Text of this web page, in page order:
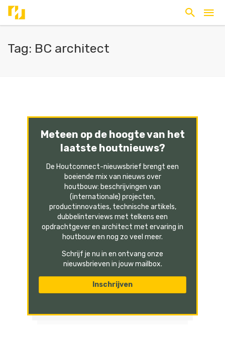
Tag: BC architect
Meteen op de hoogte van het
laatste houtnieuws?
De Houtconnect-nieuwsbrief brengt een
boeiende mix van nieuws over
houtbouw: beschrijvingen van
(internationale) projecten,
productinnovaties, technische artikels,
dubbelinterviews met telkens een
opdrachtgever en architect met ervaring in
houtbouw en nog zo veel meer.
Schrijf je nu in en ontvang onze
nieuwsbrieven in jouw mailbox.